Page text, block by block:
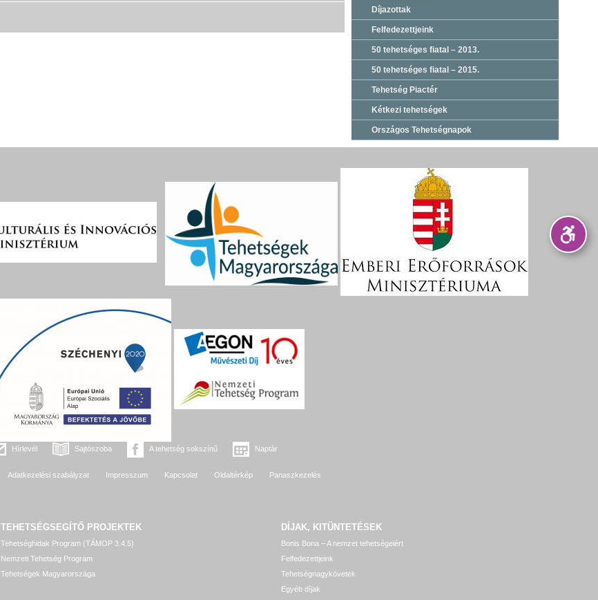
Díjazottak
Felfedezettjeink
50 tehetséges fiatal – 2013.
50 tehetséges fiatal – 2015.
Tehetség Piactér
Kétkezi tehetségek
Országos Tehetségnapok
Hírlevél Sajtószoba A tehetség sokszínű Naptár
Adatkezelési szabályzat Impresszum Kapcsolat Oldaltérkép Panaszkezelés
TEHETSÉGSEGÍTŐ PROJEKTEK
Tehetséghidak Program (TÁMOP 3.4.5)
Nemzeti Tehetség Program
Tehetségek Magyarországa
DÍJAK, KITÜNTETÉSEK
Bonis Bona – A nemzet tehetségeiért
Felfedezettjeink
Tehetségnagykövetek
Egyéb díjak